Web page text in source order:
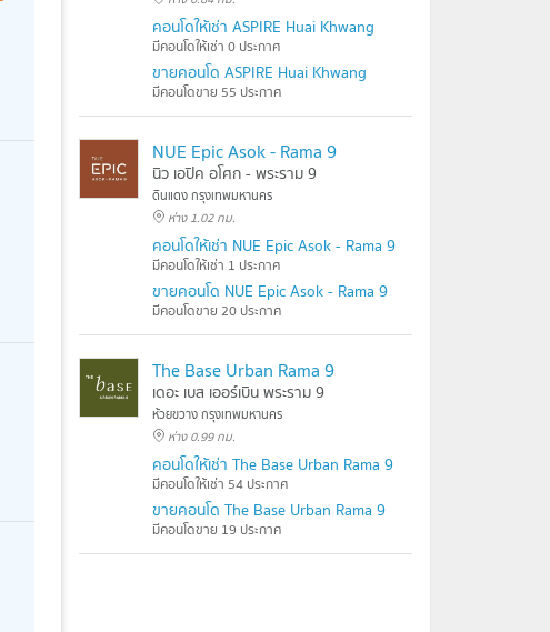
คอนโดให้เช่า ASPIRE Huai Khwang
มีคอนโดให้เช่า 0 ประกาศ
ขายคอนโด ASPIRE Huai Khwang
มีคอนโดขาย 55 ประกาศ
NUE Epic Asok - Rama 9
นิว เอปิค อโศก - พระราม 9
ดินแดง กรุงเทพมหานคร
ห่าง 1.02 กม.
คอนโดให้เช่า NUE Epic Asok - Rama 9
มีคอนโดให้เช่า 1 ประกาศ
ขายคอนโด NUE Epic Asok - Rama 9
มีคอนโดขาย 20 ประกาศ
The Base Urban Rama 9
เดอะ เบส เออร์เบิน พระราม 9
ห้วยขวาง กรุงเทพมหานคร
ห่าง 0.99 กม.
คอนโดให้เช่า The Base Urban Rama 9
มีคอนโดให้เช่า 54 ประกาศ
ขายคอนโด The Base Urban Rama 9
มีคอนโดขาย 19 ประกาศ